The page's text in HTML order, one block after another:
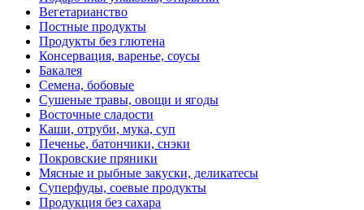
Вегетарианство
Постные продукты
Продукты без глютена
Консервация, варенье, соусы
Бакалея
Семена, бобовые
Сушеные травы, овощи и ягоды
Восточные сладости
Каши, отруби, мука, суп
Печенье, батончики, снэки
Покровские пряники
Мясные и рыбные закуски, деликатесы
Суперфуды, соевые продукты
Продукция без сахара